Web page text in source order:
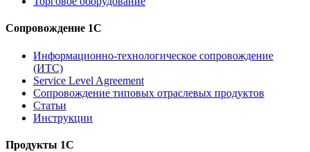
Сопровождение 1С
Информационно-технологическое сопровождение
(ИТС)
Service Level Agreement
Сопровождение типовых отраслевых продуктов
Статьи
Инструкции
Продукты 1С